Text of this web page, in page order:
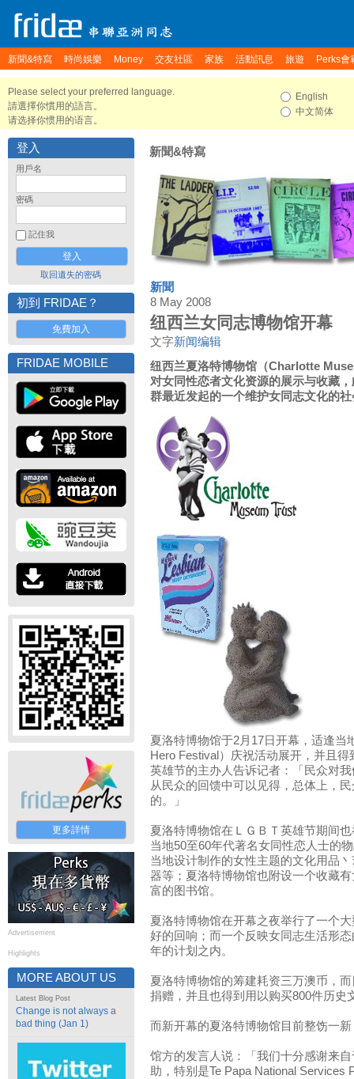
新聞&特寫 時尚娛樂 Money 交友社區 家族 活動訊息 旅遊 Perks會
Please select your preferred language.
請選擇你慣用的語言。
请选择你惯用的语言。
English
中文简体
登入
用戶名
密碼
記住我
取回遺失的密碼
初到 FRIDAE？
免費加入
FRIDAE MOBILE
更多詳情
Advertisement
Highlights
MORE ABOUT US
Latest Blog Post
Change is not always a
bad thing (Jan 1)
新聞&特寫
新聞
8 May 2008
纽西兰女同志博物馆开幕
文字新闻编辑
纽西兰夏洛特博物馆（Charlotte
对女同性恋者文化资源的展示与收藏
群最近发起的一个维护女同志文化的
夏洛特博物馆于2月17日开幕，适逢当
Hero Festival）庆祝活动展开，并且
英雄节的主办人告诉记者：「民众对
从民众的回馈中可以见得，总体上，
的。」
夏洛特博物馆在ＬＧＢＴ英雄节期间
当地50至60年代著名女同性恋人士的
当地设计制作的女性主题的文化用品
器等；夏洛特博物馆也附设一个收藏
富的图书馆。
夏洛特博物馆在开幕之夜举行了一个
好的回响；而一个反映女同志生活形
年的计划之内。
夏洛特博物馆的筹建耗资三万澳币，
捐赠，并且也得到用以购买800件历史
而新开幕的夏洛特博物馆目前整饬一
馆方的发言人说：「我们十分感谢来
助，特别是Te Papa National Services